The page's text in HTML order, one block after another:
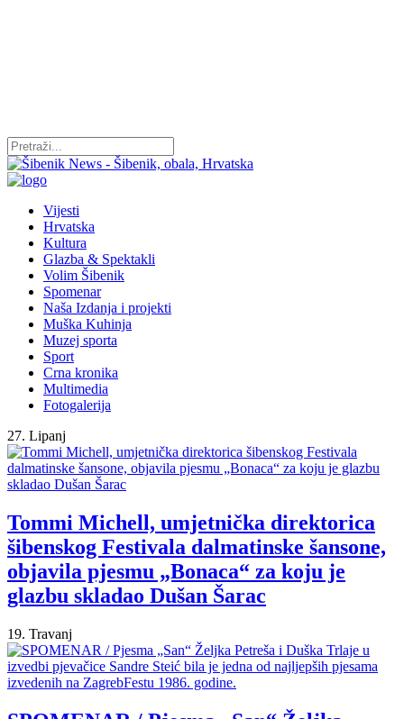
Vijesti
Hrvatska
Kultura
Glazba & Spektakli
Volim Šibenik
Spomenar
Naša Izdanja i projekti
Muška Kuhinja
Muzej sporta
Sport
Crna kronika
Multimedia
Fotogalerija
27. Lipanj
Tommi Michell, umjetnička direktorica
šibenskog Festivala dalmatinske šansone,
objavila pjesmu „Bonaca“ za koju je
glazbu skladao Dušan Šarac
19. Travanj